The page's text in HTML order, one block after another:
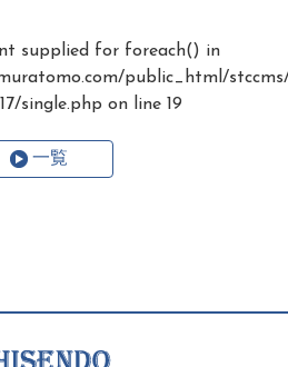
supplied for foreach() in
public_html/
single.php on line 19
一覧